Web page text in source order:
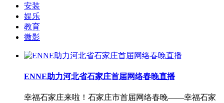
安装
娱乐
教育
微影
ENNE助力河北省石家庄首届网络春晚直播
幸福石家庄来啦！石家庄市首届网络春晚——幸福石家